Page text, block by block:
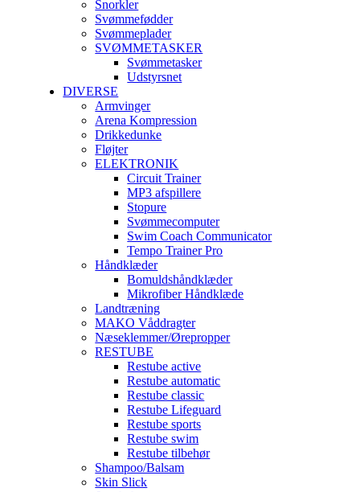
Snorkler
Svømmefødder
Svømmeplader
SVØMMETASKER
Svømmetasker
Udstyrsnet
DIVERSE
Armvinger
Arena Kompression
Drikkedunke
Fløjter
ELEKTRONIK
Circuit Trainer
MP3 afspillere
Stopure
Svømmecomputer
Swim Coach Communicator
Tempo Trainer Pro
Håndklæder
Bomuldshåndklæder
Mikrofiber Håndklæde
Landtræning
MAKO Våddragter
Næseklemmer/Ørepropper
RESTUBE
Restube active
Restube automatic
Restube classic
Restube Lifeguard
Restube sports
Restube swim
Restube tilbehør
Shampoo/Balsam
Skin Slick